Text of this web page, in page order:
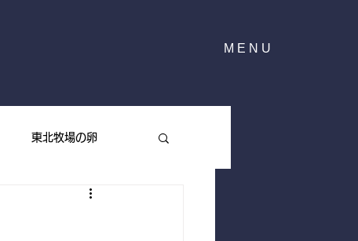
MENU
東北牧場の卵
東北牧場のハーブ